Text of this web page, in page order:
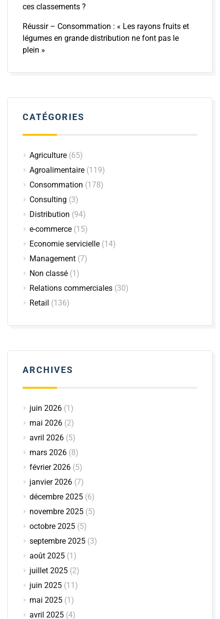
ces classements ?
Réussir – Consommation : « Les rayons fruits et
légumes en grande distribution ne font pas le
plein »
CATÉGORIES
Agriculture (65)
Agroalimentaire (119)
Consommation (178)
Consulting (3)
Distribution (94)
e-commerce (15)
Economie servicielle (14)
Management (7)
Non classé (1)
Relations commerciales (30)
Retail (136)
ARCHIVES
juin 2026 (1)
mai 2026 (2)
avril 2026 (5)
mars 2026 (8)
février 2026 (5)
janvier 2026 (7)
décembre 2025 (6)
novembre 2025 (5)
octobre 2025 (5)
septembre 2025 (3)
août 2025 (1)
juillet 2025 (2)
juin 2025 (11)
mai 2025 (1)
avril 2025 (4)